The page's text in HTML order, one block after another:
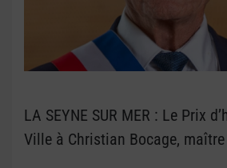
LA SEYNE SUR MER : Le Prix
Ville à Christian Bocage,